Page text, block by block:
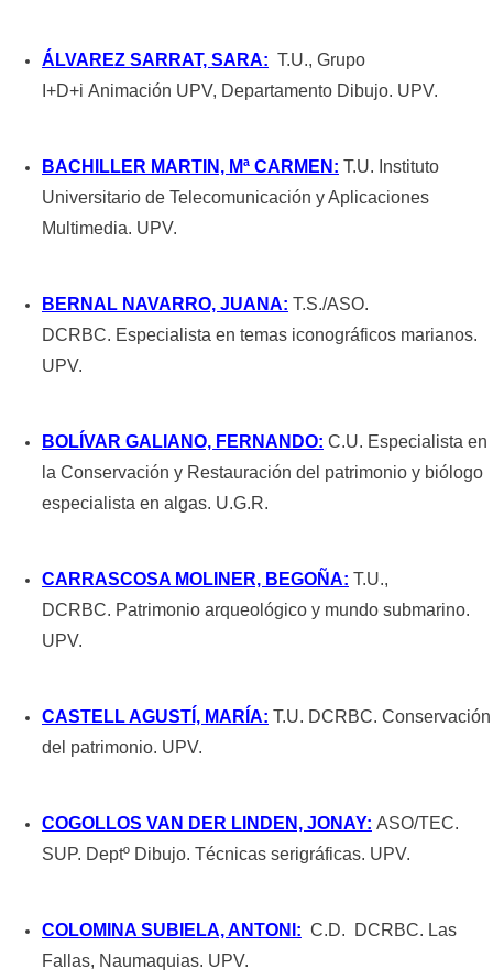
ÁLVAREZ SARRAT, SARA: T.U., Grupo
I+D+i Animación UPV, Departamento Dibujo. UPV.
BACHILLER MARTIN, Mª CARMEN: T.U. Instituto
Universitario de Telecomunicación y Aplicaciones
Multimedia. UPV.
BERNAL NAVARRO, JUANA: T.S./ASO.
DCRBC. Especialista en temas iconográficos marianos.
UPV.
BOLÍVAR GALIANO, FERNANDO: C.U. Especialista en
la Conservación y Restauración del patrimonio y biólogo
especialista en algas. U.G.R.
CARRASCOSA MOLINER, BEGOÑA: T.U.,
DCRBC. Patrimonio arqueológico y mundo submarino.
UPV.
CASTELL AGUSTÍ, MARÍA: T.U. DCRBC. Conservación
del patrimonio. UPV.
COGOLLOS VAN DER LINDEN, JONAY: ASO/TEC.
SUP. Deptº Dibujo. Técnicas serigráficas. UPV.
COLOMINA SUBIELA, ANTONI: C.D. DCRBC. Las
Fallas, Naumaquias. UPV.